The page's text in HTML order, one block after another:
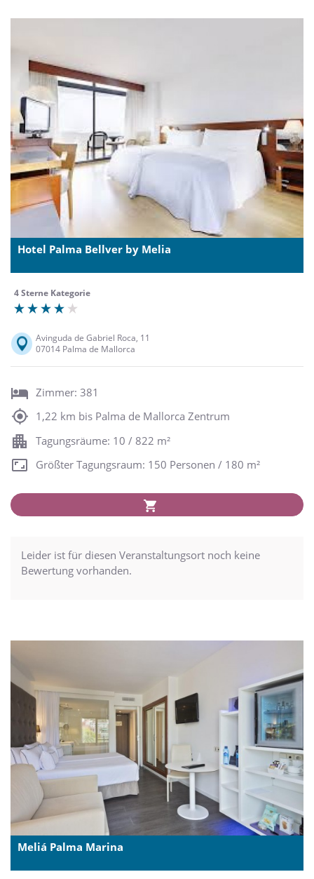
Hotel Palma Bellver by Melia
4 Sterne Kategorie
Avinguda de Gabriel Roca, 11
07014 Palma de Mallorca
Zimmer: 381
1,22 km bis Palma de Mallorca Zentrum
Tagungsräume: 10 / 822 m²
Größter Tagungsraum: 150 Personen / 180 m²
Leider ist für diesen Veranstaltungsort noch keine
Bewertung vorhanden.
Meliá Palma Marina